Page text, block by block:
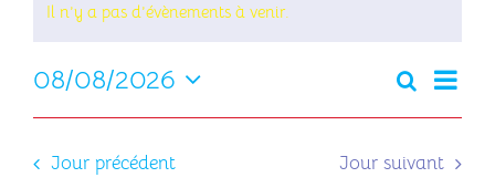
8
2026
Notice
Il n’y a pas d’évènements à venir.
et
Jour
08/08/2026
Sélectionnez
date.
Jour précédent Jour suivant